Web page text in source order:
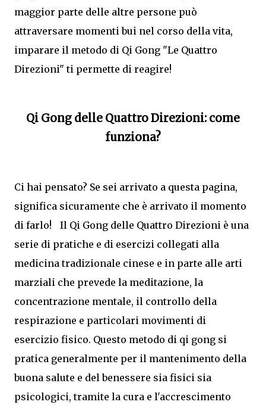
maggior parte delle altre persone può
attraversare momenti bui nel corso della vita,
imparare il metodo di Qi Gong "Le Quattro
Direzioni" ti permette di reagire!
Qi Gong delle Quattro Direzioni: come
funziona?
Ci hai pensato? Se sei arrivato a questa pagina,
significa sicuramente che è arrivato il momento
di farlo! Il Qi Gong delle Quattro Direzioni è una
serie di pratiche e di esercizi collegati alla
medicina tradizionale cinese e in parte alle arti
marziali che prevede la meditazione, la
concentrazione mentale, il controllo della
respirazione e particolari movimenti di
esercizio fisico. Questo metodo di qi gong si
pratica generalmente per il mantenimento della
buona salute e del benessere sia fisici sia
psicologici, tramite la cura e l'accrescimento